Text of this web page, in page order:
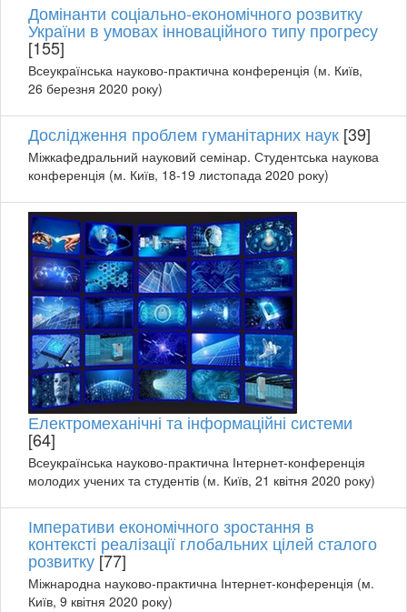
Домінанти соціально-економічного розвитку
України в умовах інноваційного типу прогресу
[155]
Всеукраїнська науково-практична конференція (м. Київ,
26 березня 2020 року)
Дослідження проблем гуманітарних наук [39]
Міжкафедральний науковий семінар. Студентська наукова
конференція (м. Київ, 18-19 листопада 2020 року)
Електромеханічні та інформаційні системи
[64]
Всеукраїнська науково-практична Інтернет-конференція
молодих учених та студентів (м. Київ, 21 квітня 2020 року)
Імперативи економічного зростання в
контексті реалізації глобальних цілей сталого
розвитку [77]
Міжнародна науково-практична Інтернет-конференція (м.
Київ, 9 квітня 2020 року)